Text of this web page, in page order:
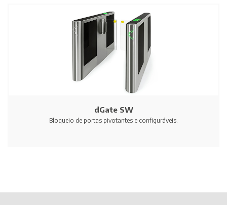
dGate SW
Bloqueio de portas pivotantes e configuráveis.